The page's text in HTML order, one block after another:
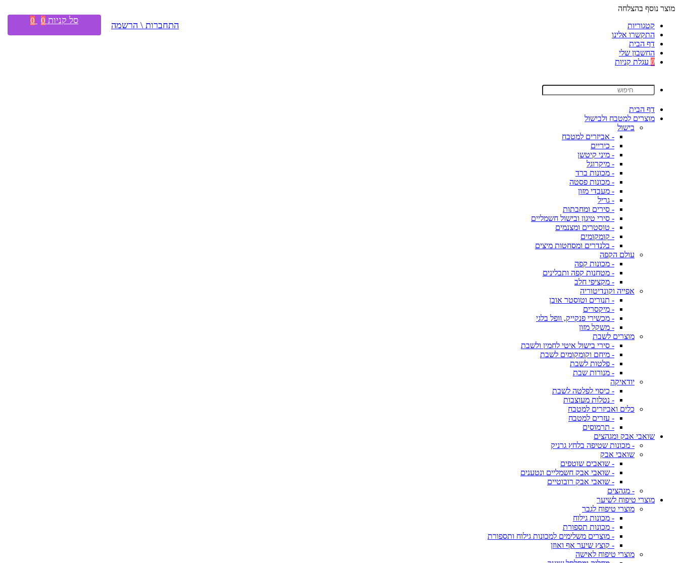
מוצר נוסף בהצלחה
קטגוריות
התקשרו אלינו
דף הבית
החשבון שלי
0 עגלת קניות
דף הבית
מוצרים למטבח ולבישול
בישול
- אביזרים למטבח
- כיריים
- מיני קיטשן
- מיקרוגל
- מכונות ברד
- מכונות פסטה
- מעבדי מזון
- גריל
- סירים ומחבתות
- סירי טיגון ובישול חשמליים
- טוסטרים ומצנמים
- קומקומים
- בלנדרים ומסחטות מיצים
עולם הקפה
- מכונות קפה
- מטחנות קפה ותבלינים
- מקציפי חלב
אפייה וקונדיטוריה
- תנורים וטוסטר אובן
- מיקסרים
- מכשירי פנקייק, וופל בלגי
- משקל מזון
מוצרים לשבת
- סירי בישול איטי לחמין ולשבת
- מיחם וקומקומים לשבת
- פלטות לשבת
- מנורות שבת
יודאיקה
- כיסוי לפלטה לשבת
- נטלות מעוצבות
כלים ואביזרים למטבח
- עזרים למטבח
- תרמוסים
שואבי אבק ומגהצים
- מכונות שטיפה בלחץ גרניק
שואבי אבק
- שואבים שוטפים
- שואבי אבק חשמליים ונטענים
- שואבי אבק רובוטיים
- מגהצים
מוצרי טיפוח לשיער
מוצרי טיפוח לגבר
- מכונות גילוח
- מכונות תספורת
- מוצרים משלימים למכונות גילוח ותספורת
- קוצץ שיער אף ואוזן
מוצרי טיפוח לאישה
התחברות \ הרשמה סל קניות 0
0